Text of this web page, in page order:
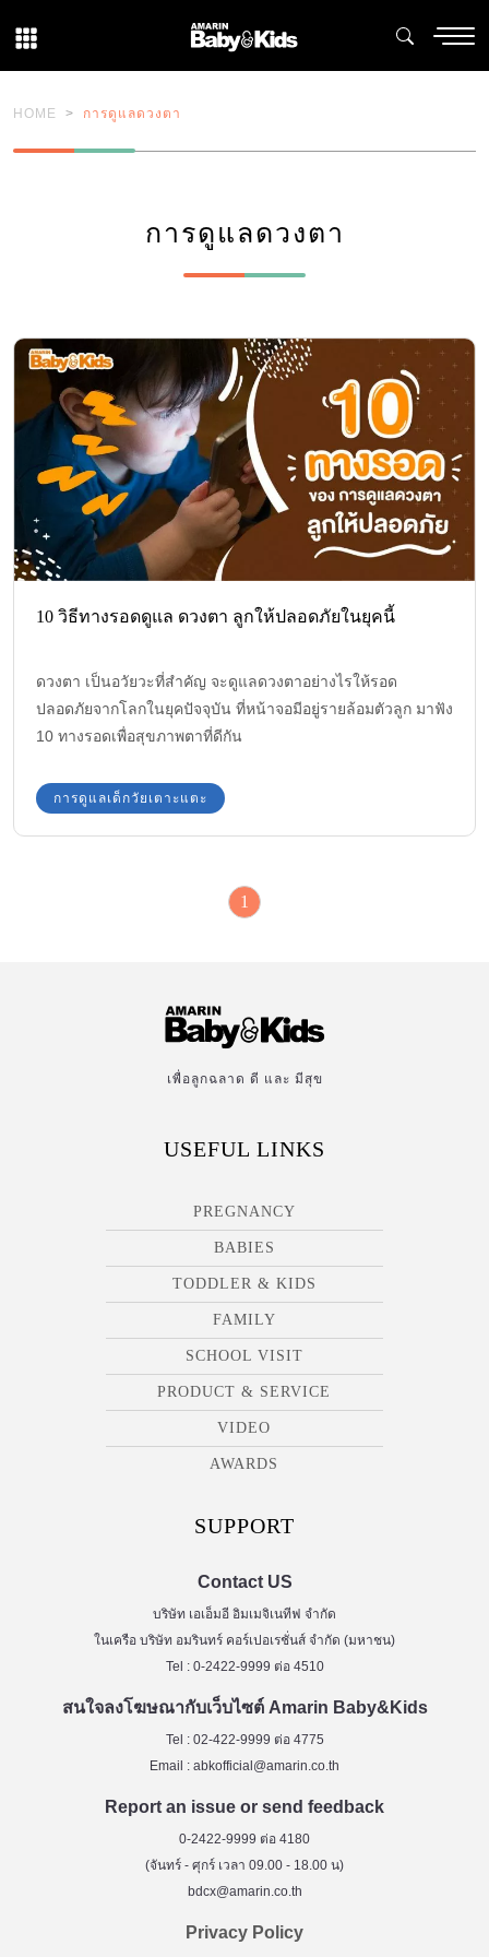
HOME การดูแลดวงตา
การดูแลดวงตา
10 วิธีทางรอดดูแล ดวงตา ลูกให้ปลอดภัยในยุคนี้
ดวงตา เป็นอวัยวะที่สำคัญ จะดูแลดวงตาอย่างไรให้รอด
ปลอดภัยจากโลกในยุคปัจจุบัน ที่หน้าจอมีอยู่รายล้อมตัวลูก มาฟัง
10 ทางรอดเพื่อสุขภาพตาที่ดีกัน
การดูแลเด็กวัยเตาะแตะ
1
เพื่อลูกฉลาด ดี และ มีสุข
USEFUL LINKS
PREGNANCY
BABIES
TODDLER & KIDS
FAMILY
SCHOOL VISIT
PRODUCT & SERVICE
VIDEO
AWARDS
SUPPORT
Contact US
บริษัท เอเอ็มอี อิมเมจิเนทีฟ จำกัด
ในเครือ บริษัท อมรินทร์ คอร์เปอเรชั่นส์ จำกัด (มหาชน)
Tel : 0-2422-9999 ต่อ 4510
สนใจลงโฆษณากับเว็บไซต์ Amarin Baby&Kids
Tel : 02-422-9999 ต่อ 4775
Email : abkofficial@amarin.co.th
Report an issue or send feedback
0-2422-9999 ต่อ 4180
(จันทร์ - ศุกร์ เวลา 09.00 - 18.00 น)
bdcx@amarin.co.th
Privacy Policy